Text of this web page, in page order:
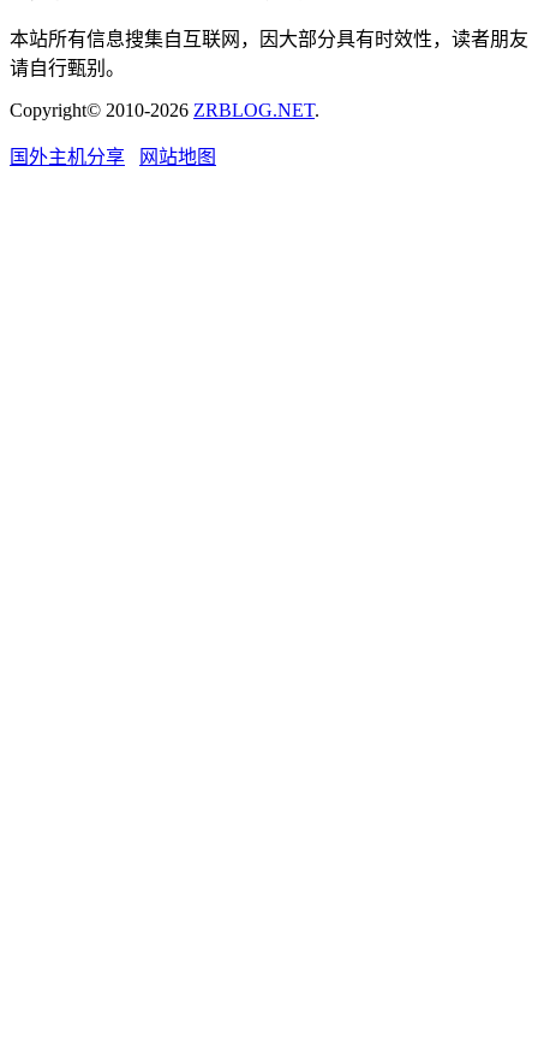
本站所有信息搜集自互联网，因大部分具有时效性，读者朋友
请自行甄别。
Copyright© 2010-2026 ZRBLOG.NET.
国外主机分享 网站地图